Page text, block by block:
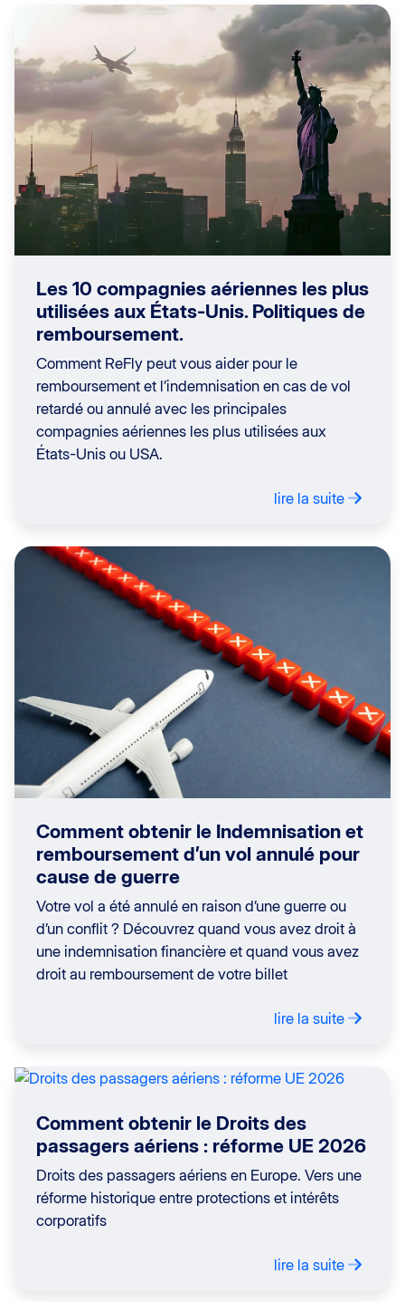
Les 10 compagnies aériennes les plus
utilisées aux États-Unis. Politiques de
remboursement.
Comment ReFly peut vous aider pour le
remboursement et l’indemnisation en cas de vol
retardé ou annulé avec les principales
compagnies aériennes les plus utilisées aux
États-Unis ou USA.
lire la suite
Comment obtenir le Indemnisation et
remboursement d’un vol annulé pour
cause de guerre
Votre vol a été annulé en raison d’une guerre ou
d’un conflit ? Découvrez quand vous avez droit à
une indemnisation financière et quand vous avez
droit au remboursement de votre billet
lire la suite
Comment obtenir le Droits des
passagers aériens : réforme UE 2026
Droits des passagers aériens en Europe. Vers une
réforme historique entre protections et intérêts
corporatifs
lire la suite